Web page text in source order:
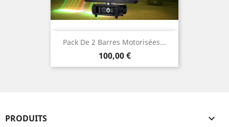
Pack De 2 Barres Motorisées...
Prix
100,00 €
PRODUITS 